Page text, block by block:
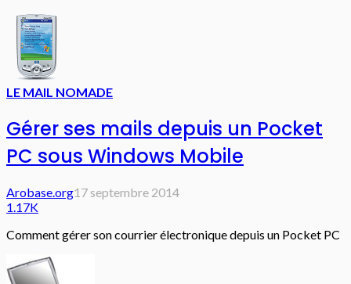
LE MAIL NOMADE
Gérer ses mails depuis un Pocket
PC sous Windows Mobile
Arobase.org17 septembre 2014
1.17K
Comment gérer son courrier électronique depuis un Pocket PC